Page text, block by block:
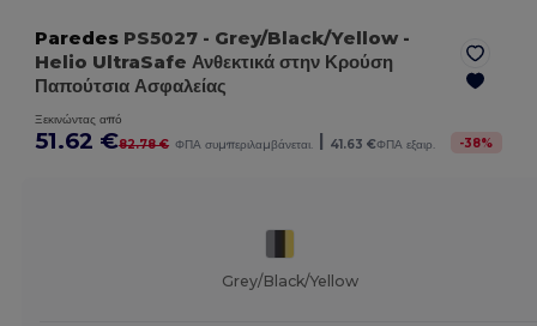
Paredes PS5027 - Grey/Black/Yellow -
Helio UltraSafe Ανθεκτικά στην Κρούση
Παπούτσια Ασφαλείας
Ξεκινώντας από
51.62 €82.78 € ΦΠΑ συμπεριλαμβάνεται. | 41.63 €ΦΠΑ εξαιρ. -38%
Grey/Black/Yellow